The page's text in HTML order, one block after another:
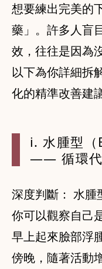
想要練出完美的
藥」。許多人盲
效，往往是因為
以下為你詳細拆
化的精準改善建
i. 水腫型（
—— 循環代
深度判斷： 水腫
你可以觀察自己
早上起來臉部浮
傍晚，隨著活動